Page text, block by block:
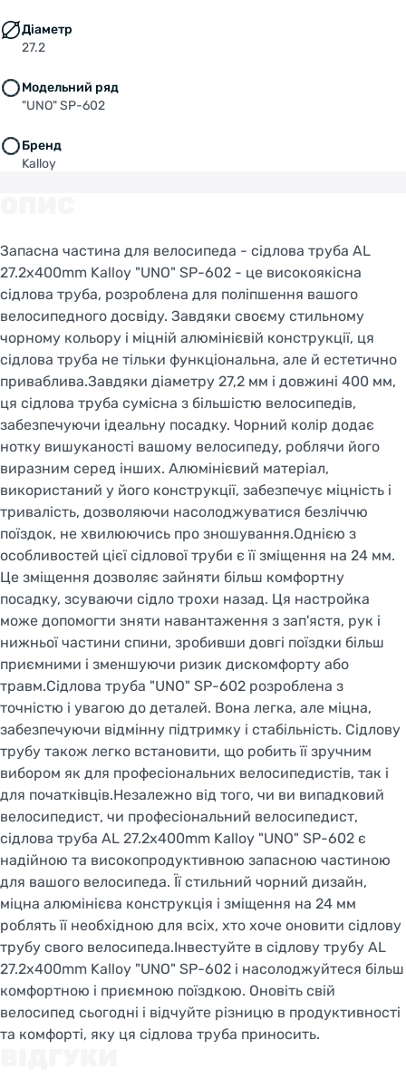
Діаметр
27.2
Модельний ряд
"UNO" SP-602
Бренд
Kalloy
Запасна частина для велосипеда - сідлова труба AL
27.2x400mm Kalloy "UNO" SP-602 - це високоякісна
сідлова труба, розроблена для поліпшення вашого
велосипедного досвіду. Завдяки своєму стильному
чорному кольору і міцній алюмінієвій конструкції, ця
сідлова труба не тільки функціональна, але й естетично
приваблива.Завдяки діаметру 27,2 мм і довжині 400 мм,
ця сідлова труба сумісна з більшістю велосипедів,
забезпечуючи ідеальну посадку. Чорний колір додає
нотку вишуканості вашому велосипеду, роблячи його
виразним серед інших. Алюмінієвий матеріал,
використаний у його конструкції, забезпечує міцність і
тривалість, дозволяючи насолоджуватися безліччю
поїздок, не хвилюючись про зношування.Однією з
особливостей цієї сідлової труби є її зміщення на 24 мм.
Це зміщення дозволяє зайняти більш комфортну
посадку, зсуваючи сідло трохи назад. Ця настройка
може допомогти зняти навантаження з зап'ястя, рук і
нижньої частини спини, зробивши довгі поїздки більш
приємними і зменшуючи ризик дискомфорту або
травм.Сідлова труба "UNO" SP-602 розроблена з
точністю і увагою до деталей. Вона легка, але міцна,
забезпечуючи відмінну підтримку і стабільність. Сідлову
трубу також легко встановити, що робить її зручним
вибором як для професіональних велосипедистів, так і
для початківців.Незалежно від того, чи ви випадковий
велосипедист, чи професіональний велосипедист,
сідлова труба AL 27.2x400mm Kalloy "UNO" SP-602 є
надійною та високопродуктивною запасною частиною
для вашого велосипеда. Її стильний чорний дизайн,
міцна алюмінієва конструкція і зміщення на 24 мм
роблять її необхідною для всіх, хто хоче оновити сідлову
трубу свого велосипеда.Інвестуйте в сідлову трубу AL
27.2x400mm Kalloy "UNO" SP-602 і насолоджуйтеся більш
комфортною і приємною поїздкою. Оновіть свій
велосипед сьогодні і відчуйте різницю в продуктивності
та комфорті, яку ця сідлова труба приносить.
Do you want to switch to the Dutch version of the
site or stay on the Ukrainian version?